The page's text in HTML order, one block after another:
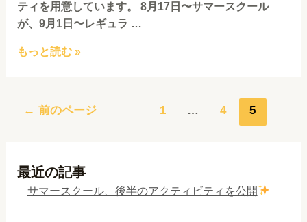
ティを用意しています。 8月17日〜サマースクール
が、9月1日〜レギュラ …
もっと読む »
← 前のページ 1 … 4 5
最近の記事
サマースクール、後半のアクティビティを公開